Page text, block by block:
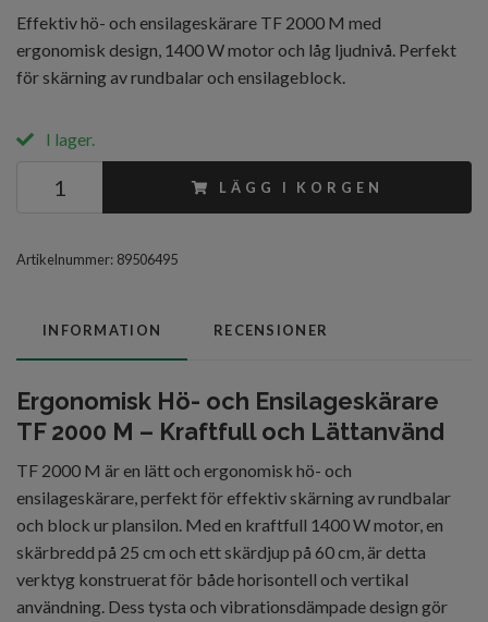
Effektiv hö- och ensilageskärare TF 2000 M med
ergonomisk design, 1400 W motor och låg ljudnivå. Perfekt
för skärning av rundbalar och ensilageblock.
I lager.
LÄGG I KORGEN
Artikelnummer: 89506495
INFORMATION RECENSIONER
Ergonomisk Hö- och Ensilageskärare
TF 2000 M – Kraftfull och Lättanvänd
TF 2000 M är en lätt och ergonomisk hö- och
ensilageskärare, perfekt för effektiv skärning av rundbalar
och block ur plansilon. Med en kraftfull 1400 W motor, en
skärbredd på 25 cm och ett skärdjup på 60 cm, är detta
verktyg konstruerat för både horisontell och vertikal
användning. Dess tysta och vibrationsdämpade design gör